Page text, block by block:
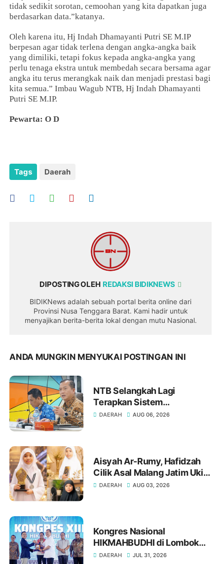
tidak sedikit sorotan, cemoohan yang kita dapatkan juga
berdasarkan data.”katanya.
Oleh karena itu, Hj Indah Dhamayanti Putri SE M.IP
berpesan agar tidak terlena dengan angka-angka baik
yang dimiliki, tetapi fokus kepada angka-angka yang
perlu tenaga ekstra untuk membedah secara bersama agar
angka itu terus merangkak naik dan menjadi prestasi bagi
kita semua.” Imbau Wagub NTB, Hj Indah Dhamayanti
Putri SE M.IP.
Pewarta: O D
Tags Daerah
DIPOSTING OLEH REDAKSI BIDIKNEWS
BIDIKNews adalah sebuah portal berita online dari
Provinsi Nusa Tenggara Barat. Kami hadir untuk
menyajikan berita-berita lokal dengan mutu Nasional.
ANDA MUNGKIN MENYUKAI POSTINGAN INI
NTB Selangkah Lagi
Terapkan Sistem
Manajemen Talenta ASN
DAERAH AUG 06, 2026
Aisyah Ar-Rumy, Hafidzah
Cilik Asal Malang Jatim Ukir
Prestasi di Dubai
DAERAH AUG 03, 2026
Kongres Nasional
HIKMAHBUDHI di Lombok
Utara, Bukti NTB Menjunjung
DAERAH JUL 31, 2026